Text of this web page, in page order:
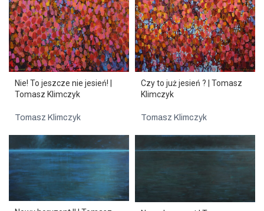
Nie! To jeszcze nie jesień! |
Tomasz Klimczyk
Tomasz Klimczyk
Czy to już jesień ? | Tomasz
Klimczyk
Tomasz Klimczyk